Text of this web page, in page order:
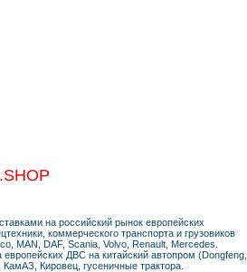
на российский рынок европейских
коммерческого транспорта и грузовиков
MAN, DAF, Scania, Volvo, Renault, Mercedes.
ДВС на китайский автопром (Dоngfеng,
Кировец, гусеничные трактора.